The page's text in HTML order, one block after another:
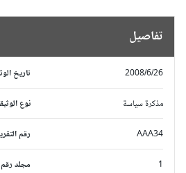
تفاصيل
تاريخ الوثيقة 2008/6/26
نوع الوثيقة مذكرة سياسة
رقم التقرير AAA34
مجلد رقم